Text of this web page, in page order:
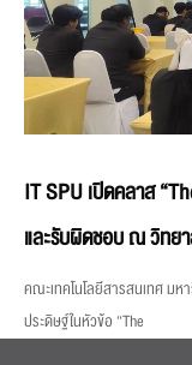
IT SPU เปิดคลาส
และรับผิดชอบ ณ วิทย
คณะเทคโนโลยีสารสนเทศ ม
ประดิษฐ์ในหัวข้อ “The